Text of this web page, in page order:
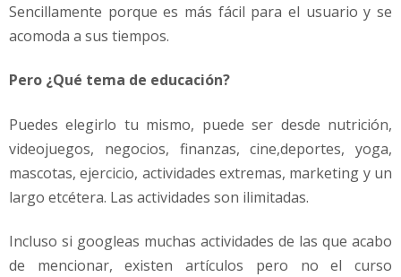
Sencillamente porque es más fácil para el usuario y se
acomoda a sus tiempos.
Pero ¿Qué tema de educación?
Puedes elegirlo tu mismo, puede ser desde nutrición,
videojuegos, negocios, finanzas, cine,deportes, yoga,
mascotas, ejercicio, actividades extremas, marketing y un
largo etcétera. Las actividades son ilimitadas.
Incluso si googleas muchas actividades de las que acabo
de mencionar, existen artículos pero no el curso